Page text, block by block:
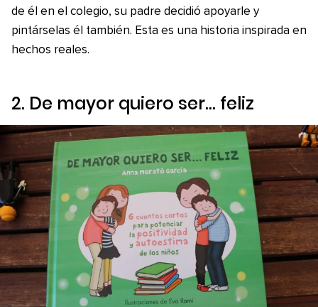
de él en el colegio, su padre decidió apoyarle y
pintárselas él también. Esta es una historia inspirada en
hechos reales.
2. De mayor quiero ser… feliz